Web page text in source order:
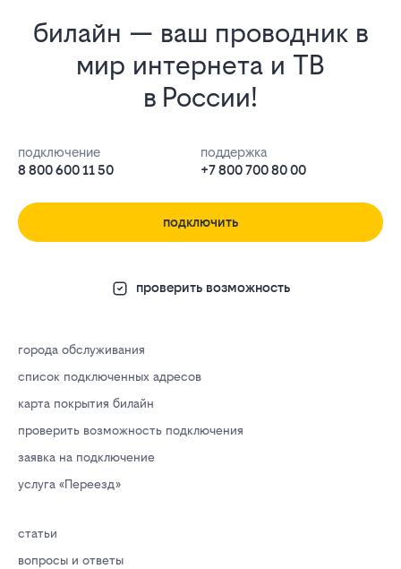
билайн — ваш проводник в
мир интернета и ТВ
в России!
подключение
8 800 600 11 50
поддержка
+7 800 700 80 00
подключить
проверить возможность
города обслуживания
список подключенных адресов
карта покрытия билайн
проверить возможность подключения
заявка на подключение
услуга «Переезд»
статьи
вопросы и ответы